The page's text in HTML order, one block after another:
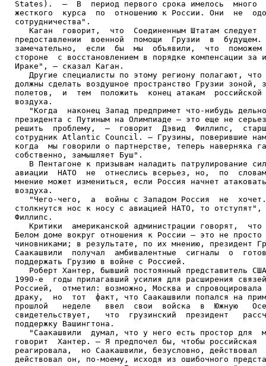
States).  –  В  период первого срока имелось  много
жесткого  курса  по  отношению к России. Они  не
сотрудничества".
Каган  говорит,  что  Соединенным Штатам следует
предоставлении  военной  помощи  Грузии  в
замечательно,  если  бы  мы  объявили,  что  поможем
стороне  с восстановлением в порядке компенсации
Ираке", – сказал Каган.
Другие специалисты по этому региону полагают, что
должны сделать воздушное пространство Грузии зоной,
полетов,  и  тем  положить  конец атакам
воздуха.
"Когда  наконец Запад предпримет что-нибудь
президента с Путиным на Олимпиаде – это еще не
решить  проблему,  –  говорит  Дэвид  Филлипс,
сотрудник Atlantic Council. – Грузины, поверившие
когда  мы говорили о партнерстве, теперь наверняка
собственно, замышляет Буш".
В Пентагоне к призывам наладить патрулирование
авиации  НАТО  не  отнеслись всерьез, но,  по
мнение может измениться, если Россия начнет
воздуха.
"Чего-чего,  а  войны с Западом Россия  не
столкнутся нос к носу с авиацией НАТО, то
Филлипс.
Критики  американской администрации говорят,  что
Белом доме вокруг отношения к России – это не просто
чиновниками; в результате, по их мнению, президент
Саакашвили  получал  амбивалентные  сигналы  о
поддержать Грузию в войне с Россией.
Роберт Хантер, бывший постоянный представитель
1990-е  годы прилагавший усилия для расширения
Россией,  отметил: возможно, Москва и
драку,  но  тот  факт, что Саакашвили попался на
прошлой   неделе   ввел  свои  войска  в  Южную
свидетельствует,   что  грузинский  президент
поддержку Вашингтона.
"Саакашвили  думал, что у него есть простор для
говорит  Хантер. – Я предпочел бы, чтобы российская
реагировала,  но Саакашвили, безусловно,
действовал он, по-моему, исходя из ошибочного